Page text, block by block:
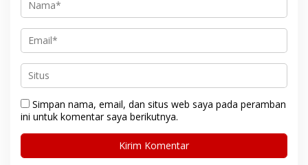
Simpan nama, email, dan situs web saya pada peramban
ini untuk komentar saya berikutnya.